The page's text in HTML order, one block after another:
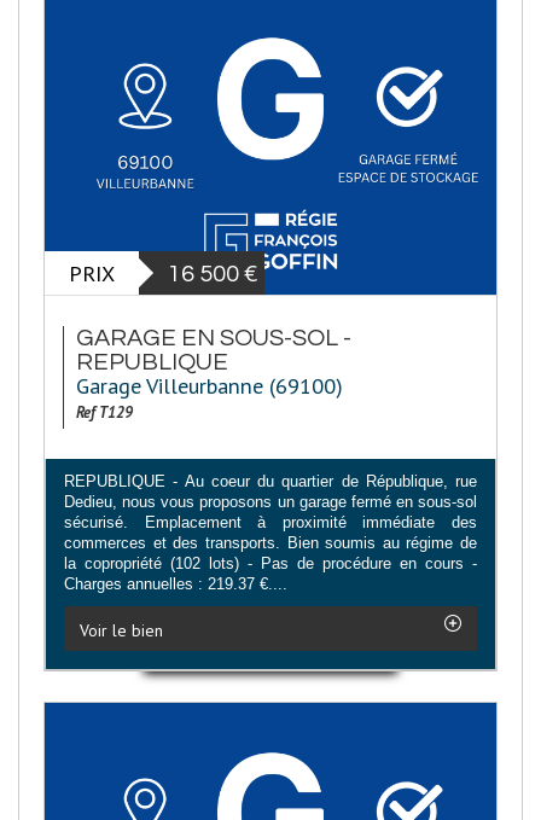
PRIX 16 500 €
GARAGE EN SOUS-SOL -
REPUBLIQUE
Garage Villeurbanne (69100)
Ref T129
REPUBLIQUE - Au coeur du quartier de République, rue
Dedieu, nous vous proposons un garage fermé en sous-sol
sécurisé. Emplacement à proximité immédiate des
commerces et des transports. Bien soumis au régime de
la copropriété (102 lots) - Pas de procédure en cours -
Charges annuelles : 219.37 €....
Voir le bien